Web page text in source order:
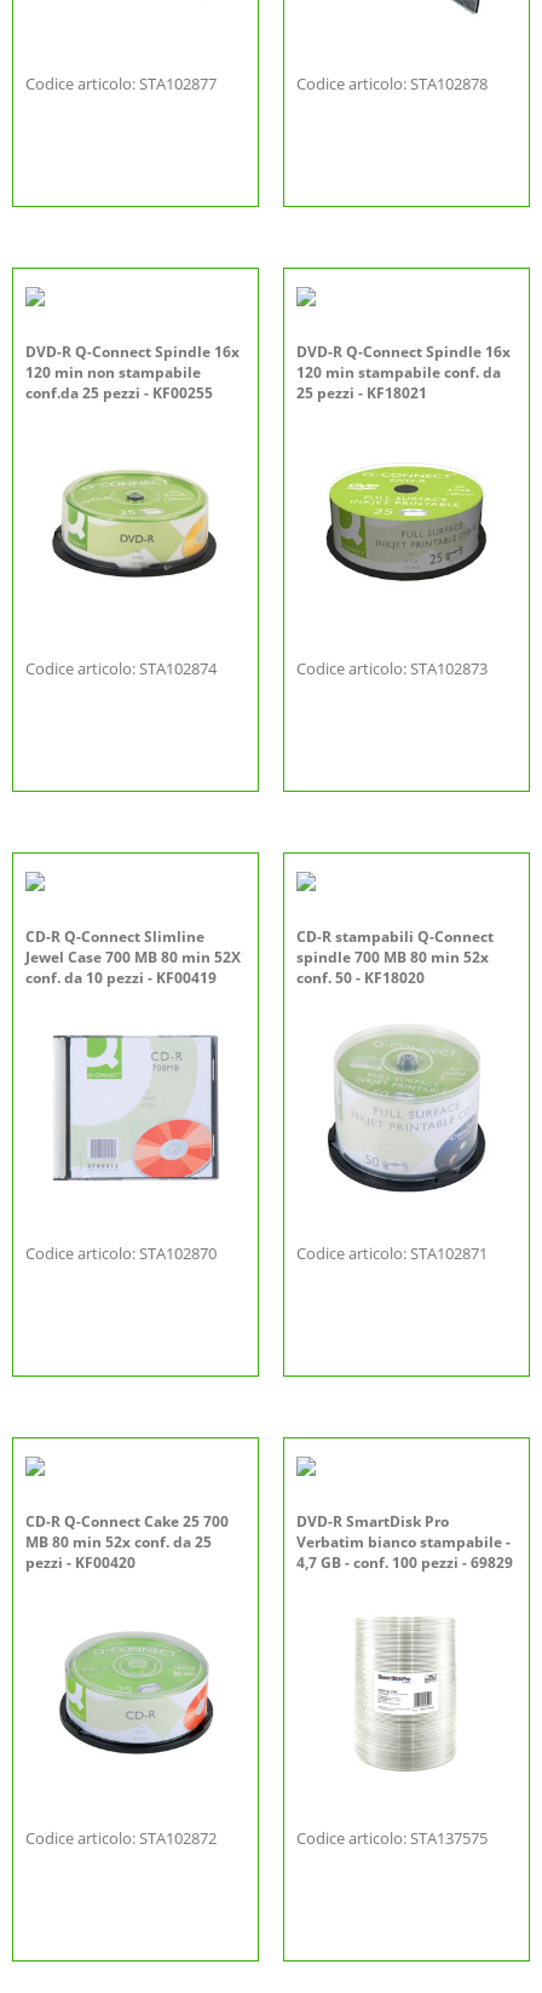
Codice articolo: STA102877 Codice articolo: STA102878
DVD-R Q-Connect Spindle 16x
120 min non stampabile
conf.da 25 pezzi - KF00255
Codice articolo: STA102874
DVD-R Q-Connect Spindle 16x
120 min stampabile conf. da
25 pezzi - KF18021
Codice articolo: STA102873
CD-R Q-Connect Slimline
Jewel Case 700 MB 80 min 52X
conf. da 10 pezzi - KF00419
Codice articolo: STA102870
CD-R stampabili Q-Connect
spindle 700 MB 80 min 52x
conf. 50 - KF18020
Codice articolo: STA102871
CD-R Q-Connect Cake 25 700
MB 80 min 52x conf. da 25
pezzi - KF00420
Codice articolo: STA102872
DVD-R SmartDisk Pro
Verbatim bianco stampabile -
4,7 GB - conf. 100 pezzi - 69829
Codice articolo: STA137575